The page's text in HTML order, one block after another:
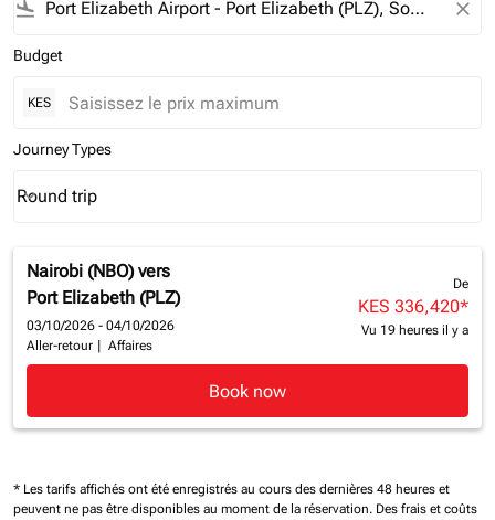
flight_land close
Budget
KES
Journey Types
Journey Types option Round trip Selected
Round trip
keyboard_arrow_down
Nairobi (NBO) vers
Port Elizabeth (PLZ)
03/10/2026 - 04/10/2026
Aller-retour
Affaires
De
KES 336,420*
Vu 19 heures il y a
Book now
* Les tarifs affichés ont été enregistrés au cours des dernières 48 heures et
peuvent ne pas être disponibles au moment de la réservation. Des frais et coûts